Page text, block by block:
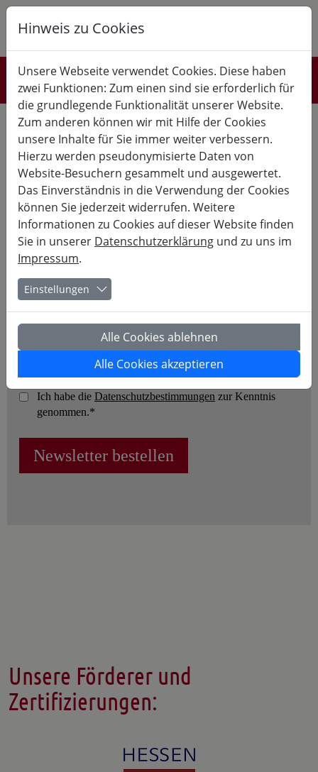
K B
Interessenten
Newsletteranmeldung
Sie interessieren sich für einen Kurs, der leider nicht wie
geplant stattfinden kann oder bereits stattgefunden hat. Wenn
Sie über diesen und weitere Kure sowie Neuigkeiten die Burg
betreffend auf dem Laufenden bleiben wollen, können Sie sich
hier für unseren Newsletter anmelden. Dieser Informiert Sie
vierteljährig über alles was auf der Burg passiert.
Selbstverständlich können Sie sich jederzeit vom Newsletter
wieder abmelden.
Unsere Förderer und
Zertifizierungen:
Hinweis zu Cookies
Unsere Webseite verwendet Cookies. Diese haben
zwei Funktionen: Zum einen sind sie erforderlich für
die grundlegende Funktionalität unserer Website.
Zum anderen können wir mit Hilfe der Cookies
unsere Inhalte für Sie immer weiter verbessern.
Hierzu werden pseudonymisierte Daten von
Website-Besuchern gesammelt und ausgewertet.
Das Einverständnis in die Verwendung der Cookies
können Sie jederzeit widerrufen. Weitere
Informationen zu Cookies auf dieser Website finden
Sie in unserer Datenschutzerklärung und zu uns im
Impressum.
Einstellungen
Alle Cookies ablehnen
Alle Cookies akzeptieren